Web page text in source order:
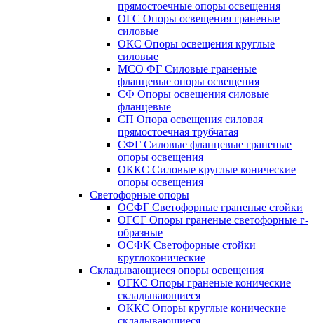
прямостоечные опоры освещения
ОГС Опоры освещения граненые
силовые
ОКС Опоры освещения круглые
силовые
МСО ФГ Силовые граненые
фланцевые опоры освещения
СФ Опоры освещения силовые
фланцевые
СП Опора освещения силовая
прямостоечная трубчатая
СФГ Силовые фланцевые граненые
опоры освещения
ОККС Силовые круглые конические
опоры освещения
Светофорные опоры
ОСФГ Светофорные граненые стойки
ОГСГ Опоры граненые светофорные г-
образные
ОСФК Светофорные стойки
круглоконические
Складывающиеся опоры освещения
ОГКС Опоры граненые конические
складывающиеся
ОККС Опоры круглые конические
складывающиеся